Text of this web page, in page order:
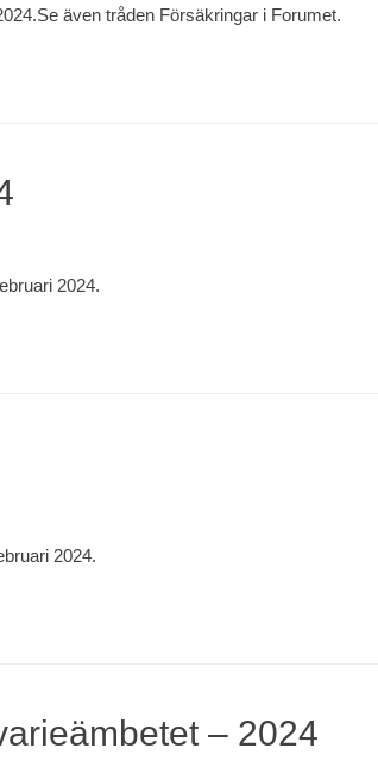
även tråden Försäkringar i Forumet.
2024.
2024.
– 2024